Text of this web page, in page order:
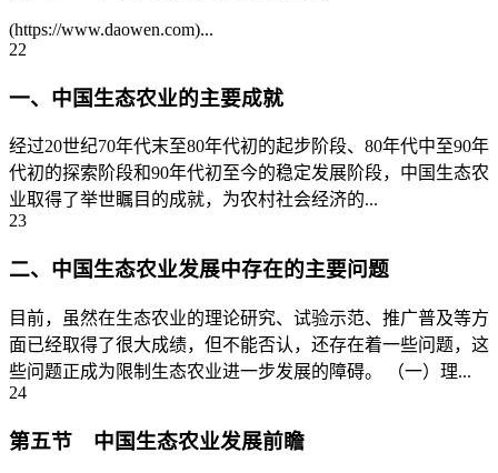
(https://www.daowen.com)...
22
一、中国生态农业的主要成就
经过20世纪70年代末至80年代初的起步阶段、80年代中至90年
代初的探索阶段和90年代初至今的稳定发展阶段，中国生态农
业取得了举世瞩目的成就，为农村社会经济的...
23
二、中国生态农业发展中存在的主要问题
目前，虽然在生态农业的理论研究、试验示范、推广普及等方
面已经取得了很大成绩，但不能否认，还存在着一些问题，这
些问题正成为限制生态农业进一步发展的障碍。 （一）理...
24
第五节 中国生态农业发展前瞻